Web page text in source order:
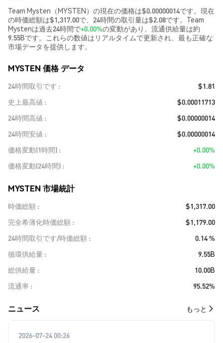
Team Mysten（MYSTEN）の現在の価格は$0.00000014です。現在
の時価総額は$1,317.00で、24時間の取引量は$2.08です。Team
Mystenは過去24時間で+0.00%の変動があり、流通供給量は約
9.55Bです。これらの数値はリアルタイムで更新され、最も正確な
市場データを提供します。
MYSTEN 価格 データ
24時間取引です
$1.81
史上最高値
$0.00011713
24時間高値
$0.00000014
24時間安値
$0.00000014
価格変動(1時間)
+0.00%
価格変動(24時間)
+0.00%
MYSTEN 市場統計
時価総額
$1,317.00
完全希薄化時価総額
$1,179.00
24時間取引です/時価総額
0.14 %
循環供給量
9.55B
総供給量
10.00B
流通率
95.52%
​​ニュース​​ もっと
2026-07-24 00:26